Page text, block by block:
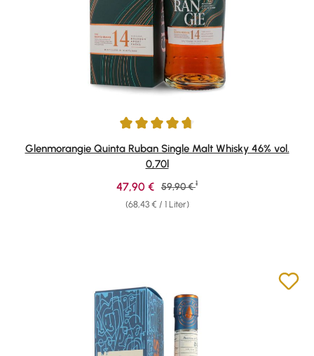
Durchschnittliche Bewertung von 4.84 von 5 Sternen
Glenmorangie Quinta Ruban Single Malt Whisky 46% vol.
0,70l
(68,43 € / 1 Liter)
Verkaufspreis:
47,90 € Regulärer Preis:
59,90 € 1